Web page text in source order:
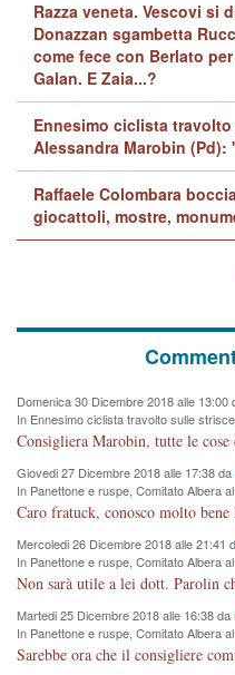
Razza veneta. Vescovi si
Donazzan sgambetta
come fece con Berlato
Galan. E Zaia...?
Ennesimo ciclista
Alessandra Marobin
Raffaele Colombara
giocattoli, mostre,
Domenica 30 Dicembre 2018 alle 13:00
In Ennesimo ciclista travolto sulle
Comune si svegli"
Giovedi 27 Dicembre 2018 alle 17:38 da
In Panettone e ruspe, Comitato Albera
cronoprogramma"
Mercoledi 26 Dicembre 2018 alle 21:41
In Panettone e ruspe, Comitato Albera
cronoprogramma"
Martedi 25 Dicembre 2018 alle 16:38 da
In Panettone e ruspe, Comitato Albera
cronoprogramma"